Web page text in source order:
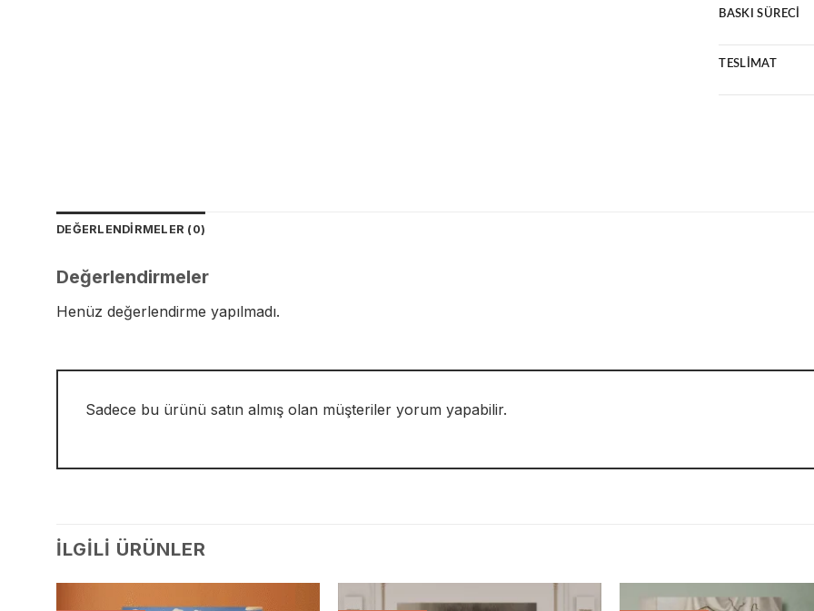
Uzun ömürlü
Ücretsiz
14 gün kolay
BASKI SÜRECI
Çizilmeye
TESLIMAT
Kredi kartına
DEĞERLENDIRMELER (0)
Değerlendirmeler
Henüz değerlendirme yapılmadı.
Sadece bu ürünü satın almış olan müşteriler yorum yapabilir.
İLGILI ÜRÜNLER